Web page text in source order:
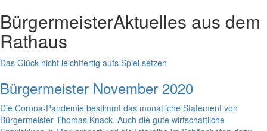
BürgermeisterAktuelles aus dem
Rathaus
Das Glück nicht leichtfertig aufs Spiel setzen
Bürgermeister November 2020
Die Corona-Pandemie bestimmt das monatliche Statement von
Bürgermeister Thomas Knack. Auch die gute wirtschaftliche